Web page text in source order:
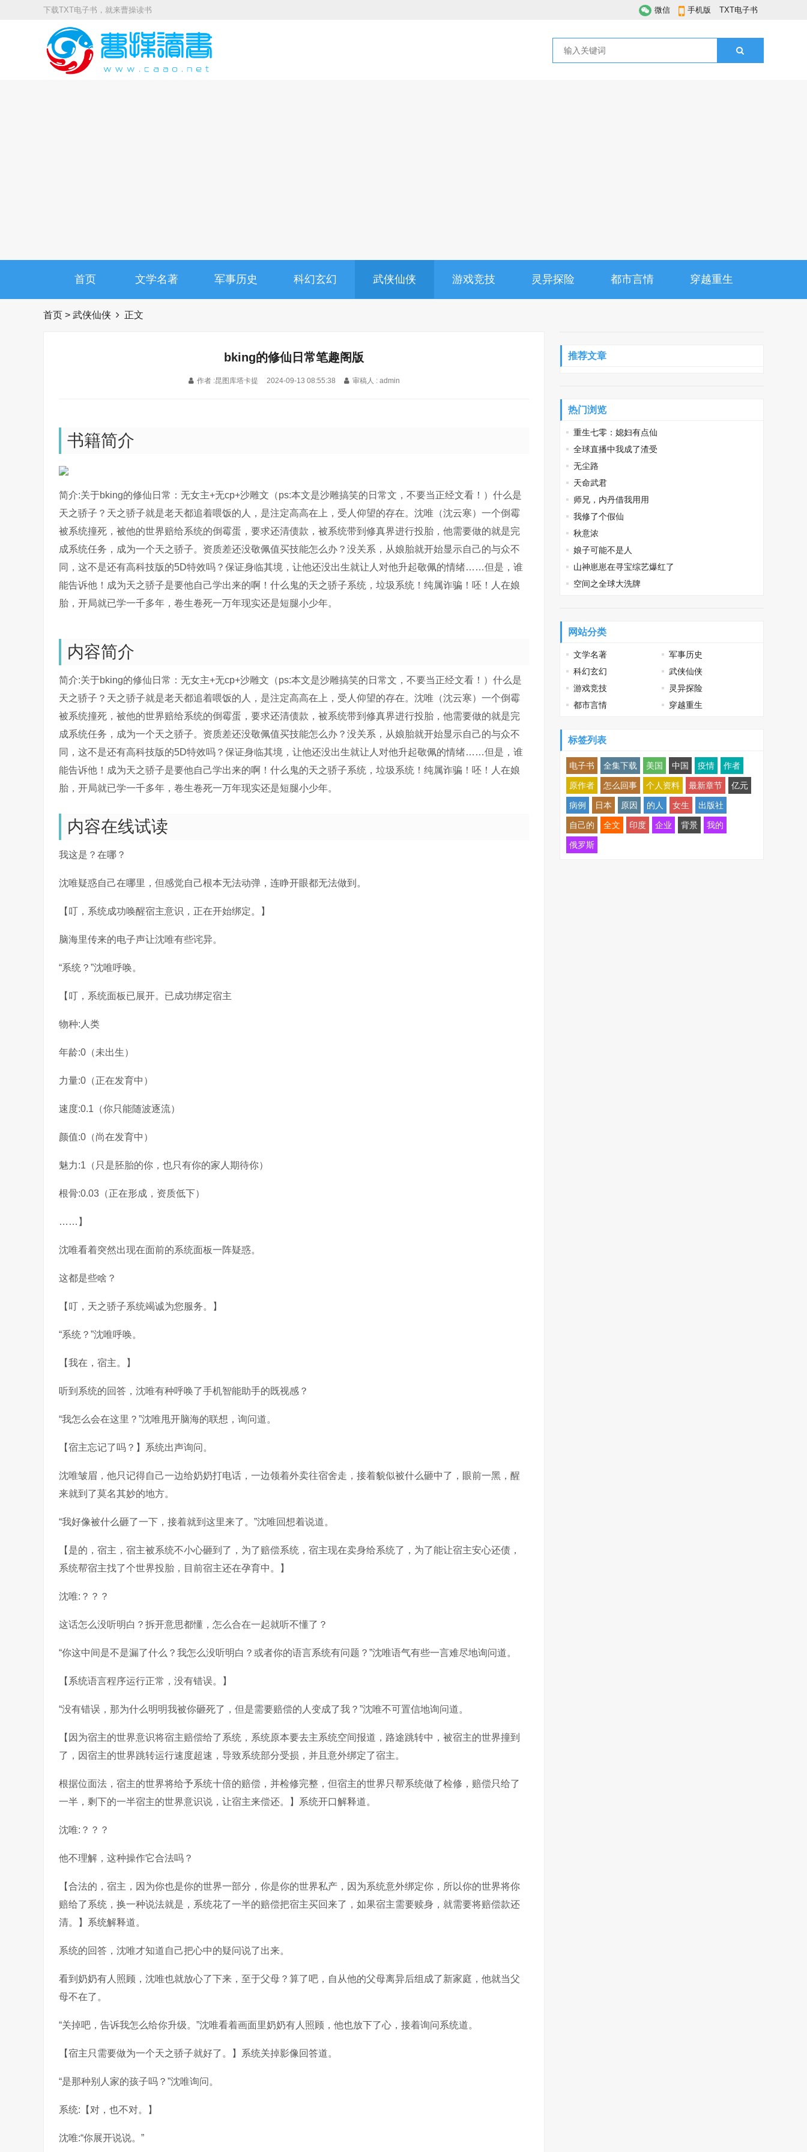
下载TXT电子书，就来曹操读书 微信 手机版 TXT电子书
首页 文学名著 军事历史 科幻玄幻 武侠仙侠 游戏竞技 灵异探险 都市言情 穿越重生
首页 > 武侠仙侠 正文
bking的修仙日常笔趣阁版
作者 :昆图库塔卡提 2024-09-13 08:55:38 审稿人 : admin
书籍简介
简介:关于bking的修仙日常：无女主+无cp+沙雕文（ps:本文是沙雕搞笑的日常文，不要当正经文看！）什么是
天之骄子？天之骄子就是老天都追着喂饭的人，是注定高高在上，受人仰望的存在。沈唯（沈云寒）一个倒霉
被系统撞死，被他的世界赔给系统的倒霉蛋，要求还清债款，被系统带到修真界进行投胎，他需要做的就是完
成系统任务，成为一个天之骄子。资质差还没敬佩值买技能怎么办？没关系，从娘胎就开始显示自己的与众不
同，这不是还有高科技版的5D特效吗？保证身临其境，让他还没出生就让人对他升起敬佩的情绪……但是，谁
能告诉他！成为天之骄子是要他自己学出来的啊！什么鬼的天之骄子系统，垃圾系统！纯属诈骗！呸！人在娘
胎，开局就已学一千多年，卷生卷死一万年现实还是短腿小少年。
内容简介
简介:关于bking的修仙日常：无女主+无cp+沙雕文（ps:本文是沙雕搞笑的日常文，不要当正经文看！）什么是
天之骄子？天之骄子就是老天都追着喂饭的人，是注定高高在上，受人仰望的存在。沈唯（沈云寒）一个倒霉
被系统撞死，被他的世界赔给系统的倒霉蛋，要求还清债款，被系统带到修真界进行投胎，他需要做的就是完
成系统任务，成为一个天之骄子。资质差还没敬佩值买技能怎么办？没关系，从娘胎就开始显示自己的与众不
同，这不是还有高科技版的5D特效吗？保证身临其境，让他还没出生就让人对他升起敬佩的情绪……但是，谁
能告诉他！成为天之骄子是要他自己学出来的啊！什么鬼的天之骄子系统，垃圾系统！纯属诈骗！呸！人在娘
胎，开局就已学一千多年，卷生卷死一万年现实还是短腿小少年。
内容在线试读
我这是？在哪？
沈唯疑惑自己在哪里，但感觉自己根本无法动弹，连睁开眼都无法做到。
【叮，系统成功唤醒宿主意识，正在开始绑定。】
脑海里传来的电子声让沈唯有些诧异。
“系统？”沈唯呼唤。
【叮，系统面板已展开。已成功绑定宿主
物种:人类
年龄:0（未出生）
力量:0（正在发育中）
速度:0.1（你只能随波逐流）
颜值:0（尚在发育中）
魅力:1（只是胚胎的你，也只有你的家人期待你）
根骨:0.03（正在形成，资质低下）
……】
沈唯看着突然出现在面前的系统面板一阵疑惑。
这都是些啥？
【叮，天之骄子系统竭诚为您服务。】
“系统？”沈唯呼唤。
【我在，宿主。】
听到系统的回答，沈唯有种呼唤了手机智能助手的既视感？
“我怎么会在这里？”沈唯甩开脑海的联想，询问道。
【宿主忘记了吗？】系统出声询问。
沈唯皱眉，他只记得自己一边给奶奶打电话，一边领着外卖往宿舍走，接着貌似被什么砸中了，眼前一黑，醒
来就到了莫名其妙的地方。
“我好像被什么砸了一下，接着就到这里来了。”沈唯回想着说道。
【是的，宿主，宿主被系统不小心砸到了，为了赔偿系统，宿主现在卖身给系统了，为了能让宿主安心还债，
系统帮宿主找了个世界投胎，目前宿主还在孕育中。】
沈唯:？？？
这话怎么没听明白？拆开意思都懂，怎么合在一起就听不懂了？
“你这中间是不是漏了什么？我怎么没听明白？或者你的语言系统有问题？”沈唯语气有些一言难尽地询问道。
【系统语言程序运行正常，没有错误。】
“没有错误，那为什么明明我被你砸死了，但是需要赔偿的人变成了我？”沈唯不可置信地询问道。
【因为宿主的世界意识将宿主赔偿给了系统，系统原本要去主系统空间报道，路途跳转中，被宿主的世界撞到
了，因宿主的世界跳转运行速度超速，导致系统部分受损，并且意外绑定了宿主。
根据位面法，宿主的世界将给予系统十倍的赔偿，并检修完整，但宿主的世界只帮系统做了检修，赔偿只给了
一半，剩下的一半宿主的世界意识说，让宿主来偿还。】系统开口解释道。
沈唯:？？？
他不理解，这种操作它合法吗？
【合法的，宿主，因为你也是你的世界一部分，你是你的世界私产，因为系统意外绑定你，所以你的世界将你
赔给了系统，换一种说法就是，系统花了一半的赔偿把宿主买回来了，如果宿主需要赎身，就需要将赔偿款还
清。】系统解释道。
系统的回答，沈唯才知道自己把心中的疑问说了出来。
看到奶奶有人照顾，沈唯也就放心了下来，至于父母？算了吧，自从他的父母离异后组成了新家庭，他就当父
母不在了。
“关掉吧，告诉我怎么给你升级。”沈唯看着画面里奶奶有人照顾，他也放下了心，接着询问系统道。
【宿主只需要做为一个天之骄子就好了。】系统关掉影像回答道。
“是那种别人家的孩子吗？”沈唯询问。
系统:【对，也不对。】
沈唯:“你展开说说。”
推荐文章
热门浏览
重生七零：媳妇有点仙
全球直播中我成了渣受
无尘路
天命武君
师兄，内丹借我用用
我修了个假仙
秋意浓
娘子可能不是人
山神崽崽在寻宝综艺爆红了
空间之全球大洗牌
网站分类
文学名著
军事历史
科幻玄幻
武侠仙侠
游戏竞技
灵异探险
都市言情
穿越重生
标签列表
电子书 全集下载 美国 中国 疫情 作者
原作者 怎么回事 个人资料 最新章节 亿元
病例 日本 原因 的人 女生 出版社
自己的 全文 印度 企业 背景 我的
俄罗斯